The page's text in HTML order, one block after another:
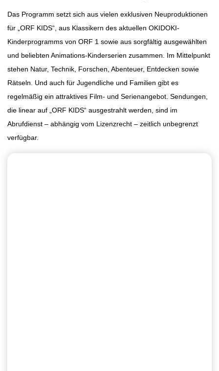
Das Programm setzt sich aus vielen exklusiven Neuproduktionen
für „ORF KIDS“, aus Klassikern des aktuellen OKIDOKI-
Kinderprogramms von ORF 1 sowie aus sorgfältig ausgewählten
und beliebten Animations-Kinderserien zusammen. Im Mittelpunkt
stehen Natur, Technik, Forschen, Abenteuer, Entdecken sowie
Rätseln. Und auch für Jugendliche und Familien gibt es
regelmäßig ein attraktives Film- und Serienangebot. Sendungen,
die linear auf „ORF KIDS“ ausgestrahlt werden, sind im
Abrufdienst – abhängig vom Lizenzrecht – zeitlich unbegrenzt
verfügbar.